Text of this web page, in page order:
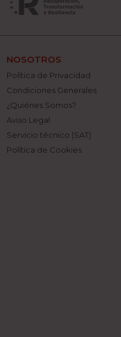
NOSOTROS
Política de Privacidad
Condiciones Generales
¿Quiénes Somos?
Aviso Legal
Servicio técnico (SAT)
Política de Cookies